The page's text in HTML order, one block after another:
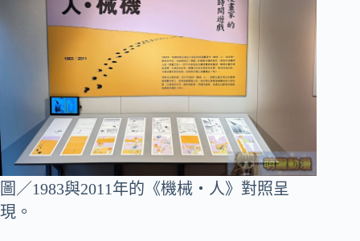
圖／1983與2011年的《機械‧人》對照呈
現。